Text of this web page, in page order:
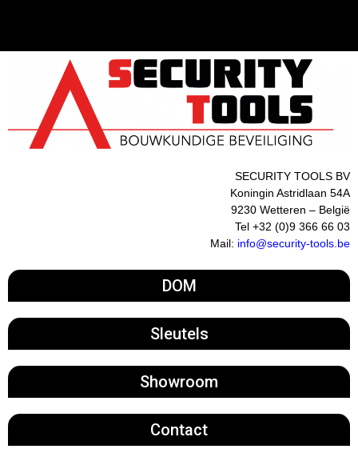
SECURITY TOOLS BV
Koningin Astridlaan 54A
9230 Wetteren – België
Tel +32 (0)9 366 66 03
Mail: info@security-tools.be
DOM
Sleutels
Showroom
Contact